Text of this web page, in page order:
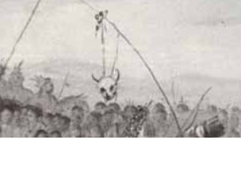
Fortes
de